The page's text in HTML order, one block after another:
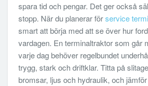
spara tid och pengar. Det ger också
stopp. När du planerar förservice
smart att börja med att se över hur
vardagen. En terminaltraktor som går
varje dag behöver regelbundet
trygg, stark och driftklar. Titta på
bromsar, ljus och hydraulik, och